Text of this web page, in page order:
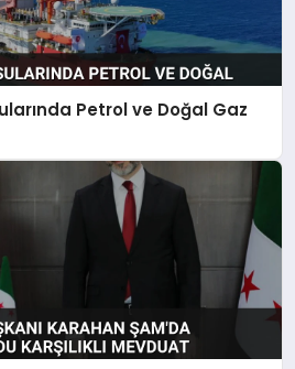
Petrol ve Doğal Gaz